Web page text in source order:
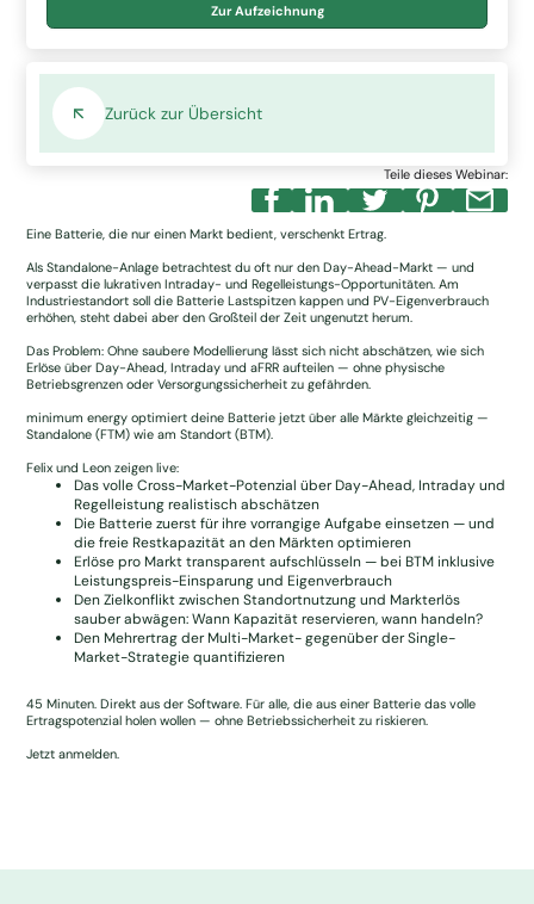
Zur Aufzeichnung
Zurück zur Übersicht
Teile dieses Webinar:
Eine Batterie, die nur einen Markt bedient, verschenkt Ertrag.
Als Standalone-Anlage betrachtest du oft nur den Day-Ahead-Markt — und
verpasst die lukrativen Intraday- und Regelleistungs-Opportunitäten. Am
Industriestandort soll die Batterie Lastspitzen kappen und PV-Eigenverbrauch
erhöhen, steht dabei aber den Großteil der Zeit ungenutzt herum.
Das Problem: Ohne saubere Modellierung lässt sich nicht abschätzen, wie sich
Erlöse über Day-Ahead, Intraday und aFRR aufteilen — ohne physische
Betriebsgrenzen oder Versorgungssicherheit zu gefährden.
minimum energy optimiert deine Batterie jetzt über alle Märkte gleichzeitig —
Standalone (FTM) wie am Standort (BTM).
Felix und Leon zeigen live:
Das volle Cross-Market-Potenzial über Day-Ahead, Intraday und
Regelleistung realistisch abschätzen
Die Batterie zuerst für ihre vorrangige Aufgabe einsetzen — und
die freie Restkapazität an den Märkten optimieren
Erlöse pro Markt transparent aufschlüsseln — bei BTM inklusive
Leistungspreis-Einsparung und Eigenverbrauch
Den Zielkonflikt zwischen Standortnutzung und Markterlös
sauber abwägen: Wann Kapazität reservieren, wann handeln?
Den Mehrertrag der Multi-Market- gegenüber der Single-
Market-Strategie quantifizieren
45 Minuten. Direkt aus der Software. Für alle, die aus einer Batterie das volle
Ertragspotenzial holen wollen — ohne Betriebssicherheit zu riskieren.
Jetzt anmelden.